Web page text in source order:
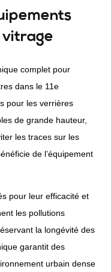
vitrage
complet pour
dans le 11e
pour les verrières
de grande hauteur,
les traces sur les
de l’équipement
pour leur efficacité et
les pollutions
la longévité des
garantit des
urbain dense